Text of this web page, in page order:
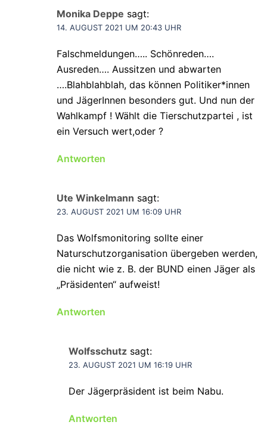
Monika Deppe sagt:
14. AUGUST 2021 UM 20:43 UHR
Falschmeldungen….. Schönreden….
Ausreden…. Aussitzen und abwarten
….Blahblahblah, das können Politiker*innen
und JägerInnen besonders gut. Und nun der
Wahlkampf ! Wählt die Tierschutzpartei , ist
ein Versuch wert,oder ?
Antworten
Ute Winkelmann sagt:
23. AUGUST 2021 UM 16:09 UHR
Das Wolfsmonitoring sollte einer
Naturschutzorganisation übergeben werden,
die nicht wie z. B. der BUND einen Jäger als
„Präsidenten“ aufweist!
Antworten
Wolfsschutz sagt:
23. AUGUST 2021 UM 16:19 UHR
Der Jägerpräsident ist beim Nabu.
Antworten